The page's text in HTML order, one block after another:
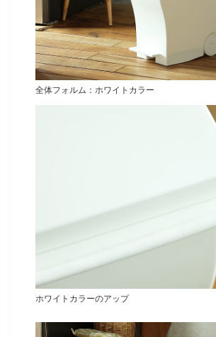
全体フォルム：ホワイトカラー
ホワイトカラーのアップ